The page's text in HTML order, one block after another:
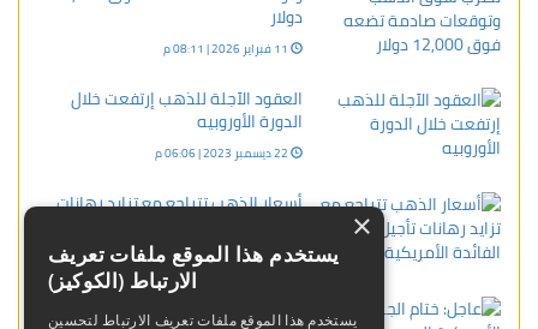
دولار
العقود الآجلة للذهب إرتفعت خلال
الدورة الأوروبيه
أسعار الذهب تتراجع مع تزايد رهانات
12 فبراير 2026 | 07:55 م
عاجل: ختام الجلسة الأمريكية
×
يستخدم هذا الموقع ملفات تعريف
الارتباط (الكوكيز)
يستخدم هذا الموقع ملفات تعريف الارتباط لتحسين